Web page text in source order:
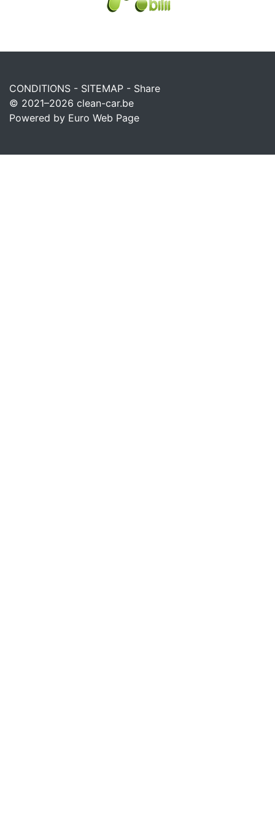
CONDITIONS - SITEMAP - Share
© 2021–2026 clean-car.be
Powered by Euro Web Page